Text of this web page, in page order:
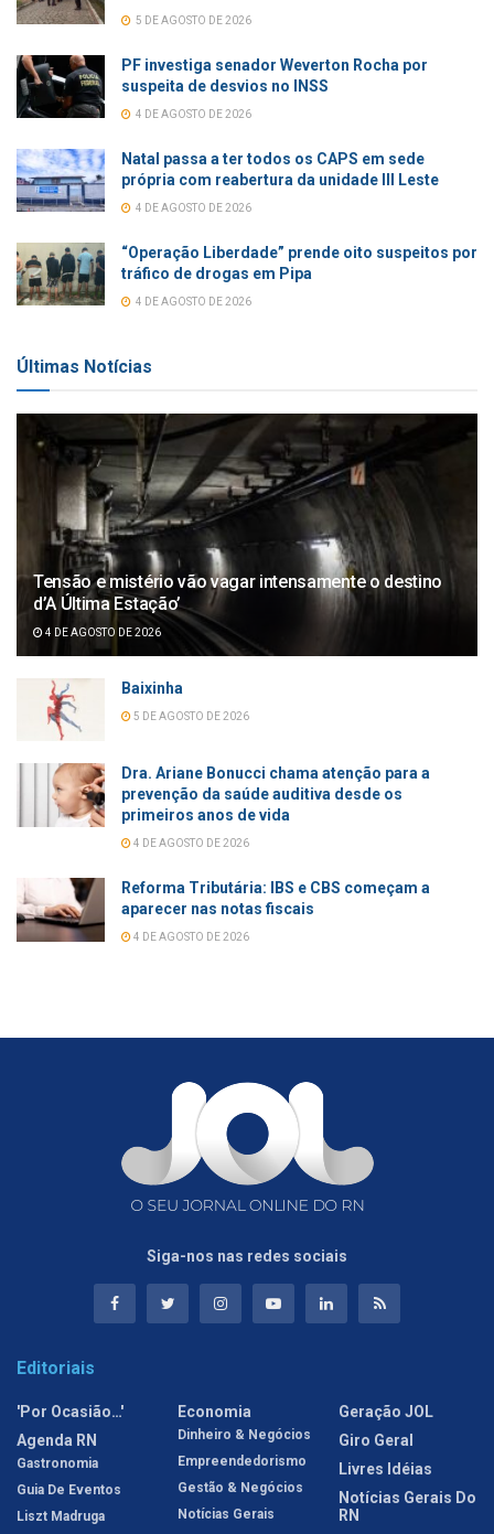
5 DE AGOSTO DE 2026
PF investiga senador Weverton Rocha por
suspeita de desvios no INSS
4 DE AGOSTO DE 2026
Natal passa a ter todos os CAPS em sede
própria com reabertura da unidade III Leste
4 DE AGOSTO DE 2026
“Operação Liberdade” prende oito suspeitos por
tráfico de drogas em Pipa
4 DE AGOSTO DE 2026
Últimas Notícias
Tensão e mistério vão vagar intensamente o destino
d’A Última Estação’
4 DE AGOSTO DE 2026
Baixinha
5 DE AGOSTO DE 2026
Dra. Ariane Bonucci chama atenção para a
prevenção da saúde auditiva desde os
primeiros anos de vida
4 DE AGOSTO DE 2026
Reforma Tributária: IBS e CBS começam a
aparecer nas notas fiscais
4 DE AGOSTO DE 2026
Siga-nos nas redes sociais
Editoriais
'Por Ocasião…'
Agenda RN
Gastronomia
Guia De Eventos
Liszt Madruga
Economia
Dinheiro & Negócios
Empreendedorismo
Gestão & Negócios
Notícias Gerais
Geração JOL
Giro Geral
Livres Idéias
Notícias Gerais Do
RN